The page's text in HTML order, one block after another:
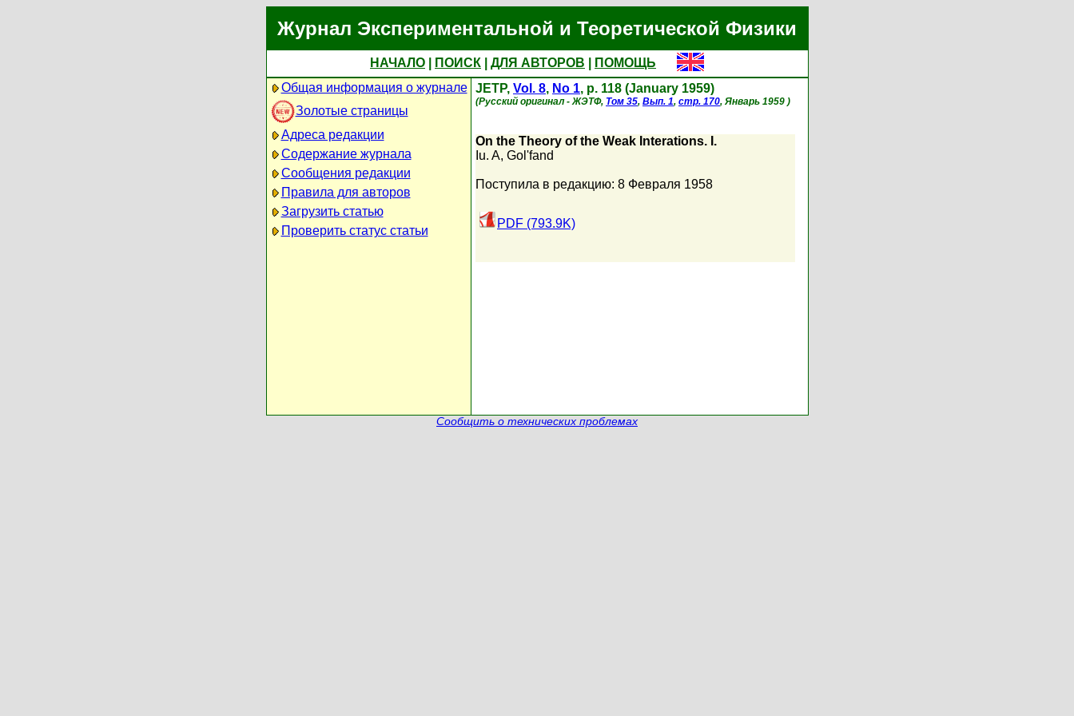
Журнал Экспериментальной и Теоретической Физики
НАЧАЛО ПОИСК ДЛЯ АВТОРОВ
ПОМОЩЬ
Общая информация о журнале
Золотые страницы
Адреса редакции
Содержание журнала
Сообщения редакции
Правила для авторов
Загрузить статью
Проверить статус статьи
JETP, Vol. 8, No 1, p. 118 (January 1959)
(Русский оригинал - ЖЭТФ, Том 35, Вып. 1, стр. 170, Январь 1959 )
On the Theory of the Weak Interations. I.
Iu. A, Gol'fand
Поступила в редакцию: 8 Февраля 1958
PDF (793.9K)
Сообщить о технических проблемах